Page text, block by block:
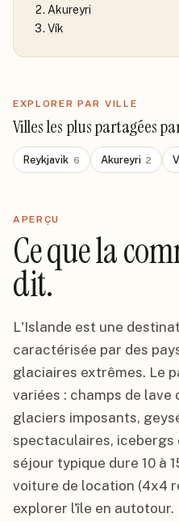
Akureyri
Vík
EXPLORER PAR VILLE
Villes les plus partagées
Reykjavik 6 Akureyri 2
APERÇU
Ce que la
dit.
L'Islande est une
caractérisée par des
glaciaires extrêmes. Le
variées : champs de lave
glaciers imposants,
spectaculaires, icebergs
séjour typique dure 10 à
voiture de location (4x4
explorer l'île en